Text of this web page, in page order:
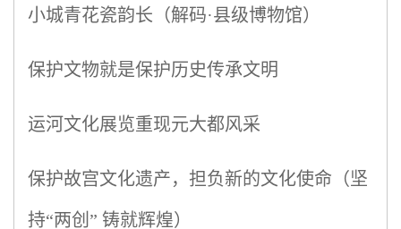
小城青花瓷韵长（解码·县级博物馆）
保护文物就是保护历史传承文明
运河文化展览重现元大都风采
保护故宫文化遗产，担负新的文化使命（坚
持“两创” 铸就辉煌）